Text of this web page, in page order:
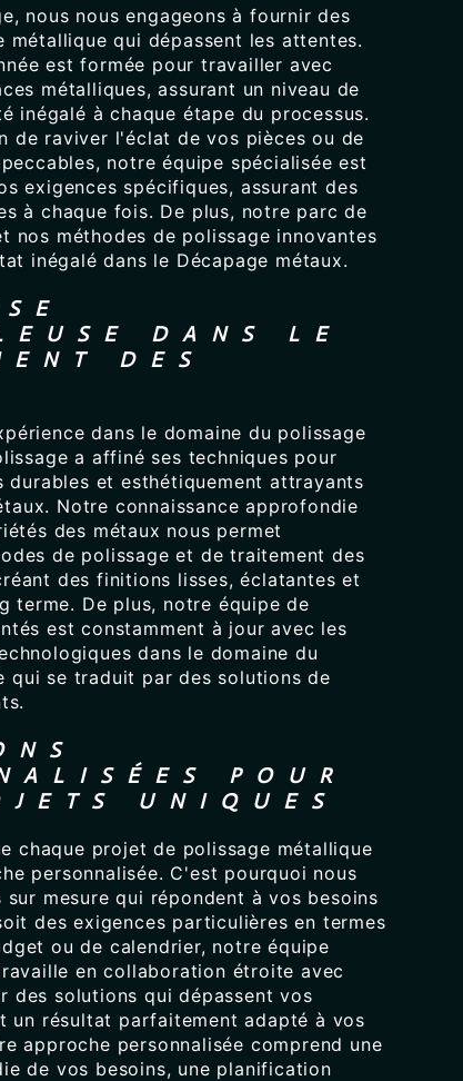
nous nous engageons à fournir des
métallique qui dépassent les attentes.
est formée pour travailler avec
métalliques, assurant un niveau de
inégalé à chaque étape du processus.
de raviver l'éclat de vos pièces ou de
notre équipe spécialisée est
exigences spécifiques, assurant des
à chaque fois. De plus, notre parc de
nos méthodes de polissage innovantes
inégalé dans le Décapage métaux.
DANS LE
DES
dans le domaine du polissage
a affiné ses techniques pour
durables et esthétiquement attrayants
Notre connaissance approfondie
des métaux nous permet
de polissage et de traitement des
des finitions lisses, éclatantes et
terme. De plus, notre équipe de
est constamment à jour avec les
dans le domaine du
qui se traduit par des solutions de
POUR
UNIQUES
chaque projet de polissage métallique
personnalisée. C'est pourquoi nous
mesure qui répondent à vos besoins
des exigences particulières en termes
ou de calendrier, notre équipe
en collaboration étroite avec
des solutions qui dépassent vos
un résultat parfaitement adapté à vos
approche personnalisée comprend une
de vos besoins, une planification